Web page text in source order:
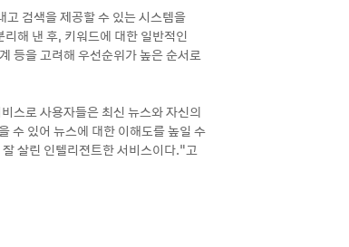
검색을 제공할 수 있는 시스템을
해 낸 후, 키워드에 대한 일반적인
등을 고려해 우선순위가 높은 순서로
스로 사용자들은 최신 뉴스와 자신의
수 있어 뉴스에 대한 이해도를 높일 수
살린 인텔리젼트한 서비스이다.”고